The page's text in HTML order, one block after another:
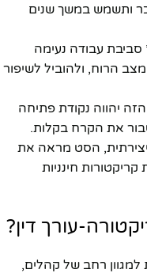
ותשמש במשך שנים
סביבת עבודה נעימה
מצב הרוח, ולהוביל לשיפור
יהווה נקודת פתיחה
את הקרח בקלות.
הסט מראה את
חינניות
עורך דין?
למגוון רחב של קהלים,